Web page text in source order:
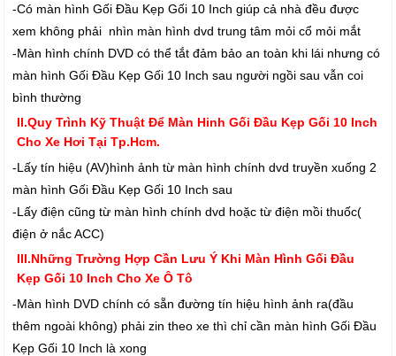
-Có màn hình Gối Đầu Kẹp Gối 10 Inch giúp cả nhà đều được
xem không phải nhìn màn hình dvd trung tâm mỏi cổ mỏi mắt
-Màn hình chính DVD có thể tắt đảm bảo an toàn khi lái nhưng có
màn hình Gối Đầu Kẹp Gối 10 Inch sau người ngồi sau vẫn coi
bình thường
II.Quy Trình Kỹ Thuật Để Màn Hinh Gối Đầu Kẹp Gối 10 Inch
Cho Xe Hơi Tại Tp.Hcm.
-Lấy tín hiệu (AV)hình ảnh từ màn hình chính dvd truyền xuống 2
màn hình Gối Đầu Kẹp Gối 10 Inch sau
-Lấy điện cũng từ màn hình chính dvd hoặc từ điện mồi thuốc(
điện ở nắc ACC)
III.Những Trường Hợp Cần Lưu Ý Khi Màn Hình Gối Đầu
Kẹp Gối 10 Inch Cho Xe Ô Tô
-Màn hình DVD chính có sẵn đường tín hiệu hình ảnh ra(đầu
thêm ngoài không) phải zin theo xe thì chỉ cần màn hình Gối Đầu
Kẹp Gối 10 Inch là xong